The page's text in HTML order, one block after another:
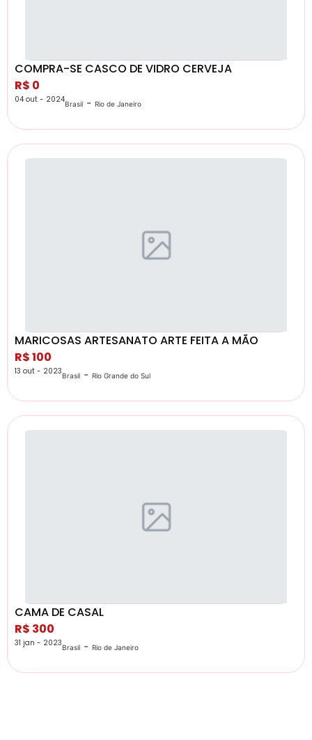
COMPRA-SE CASCO DE VIDRO CERVEJA
R$ 0
04 out - 2024Brasil - Rio de Janeiro
MARICOSAS ARTESANATO ARTE FEITA A MÃO
R$ 100
13 out - 2023Brasil - Rio Grande do Sul
CAMA DE CASAL
R$ 300
31 jan - 2023Brasil - Rio de Janeiro